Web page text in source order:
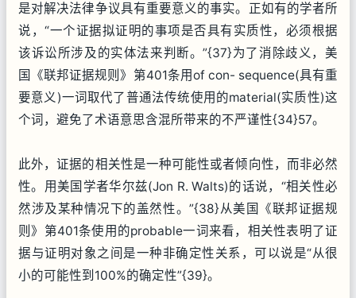
是对解决法律争议具有重要意义的事实。正如有的学者所
说，“一个证据拟证明的事项是否具有实质性，必须根据
该诉讼所涉及的实体法来判断。”{37}为了消除歧义，美
国《联邦证据规则》第401条用of con- sequence(具有重
要意义)一词取代了普通法传统使用的material(实质性)这
个词，避免了术语意思含混所带来的不严谨性{34}57。
此外，证据的相关性是一种可能性或者倾向性，而非必然
性。用美国学者华尔兹(Jon R. Walts)的话说，“相关性必
然涉及某种情况下的盖然性。”{38}从美国《联邦证据规
则》第401条使用的probable一词来看，相关性表明了证
据与证明对象之间是一种非确定性关系，可以说是“从很
小的可能性到100%的确定性”{39}。